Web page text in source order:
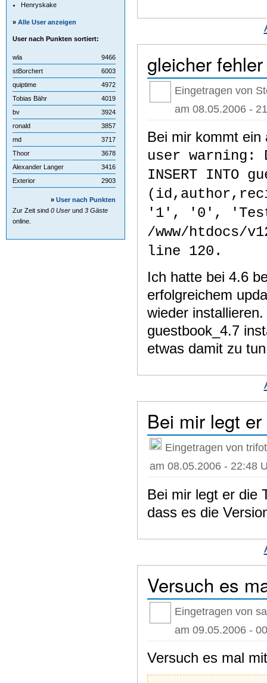
gleicher fehler
Eingetragen von
am 08.05.2006 -
Bei mir kommt ein
user
INSERT INTO
'1', '0',
/www/htdocs/
line 120.
Ich hatte bei 4.6
erfolgreichem
wieder
guestbook_4.7
etwas damit zu
Bei mir legt
Eingetragen von
am 08.05.2006 - 22:48
Bei mir legt er die
dass es die
Versuch es
Eingetragen von
am 09.05.2006 -
Versuch es mal
Henryskake
» Alle User anzeigen
User nach Punkten sortiert:
wla
9466
stBorchert
6003
quiptime
4972
Tobias Bähr
4019
bv
3924
ronald
3857
md
3717
Thoor
3678
Alexander Langer
3416
Exterior
2903
» User nach Punkten
Zur Zeit sind 0 User und 3 Gäste
online.